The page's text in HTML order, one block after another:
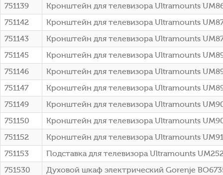
751139
Кронштейн для телевизора Ultramounts
751142
Кронштейн для телевизора Ultramounts
751143
Кронштейн для телевизора Ultramounts
751145
Кронштейн для телевизора Ultramounts
751146
Кронштейн для телевизора Ultramounts
751147
Кронштейн для телевизора Ultramounts
751149
Кронштейн для телевизора Ultramounts
751150
Кронштейн для телевизора Ultramounts
751152
Кронштейн для телевизора Ultramounts
751153
Подставка для телевизора Ultramounts
751530
Духовой шкаф электрический Gorenje